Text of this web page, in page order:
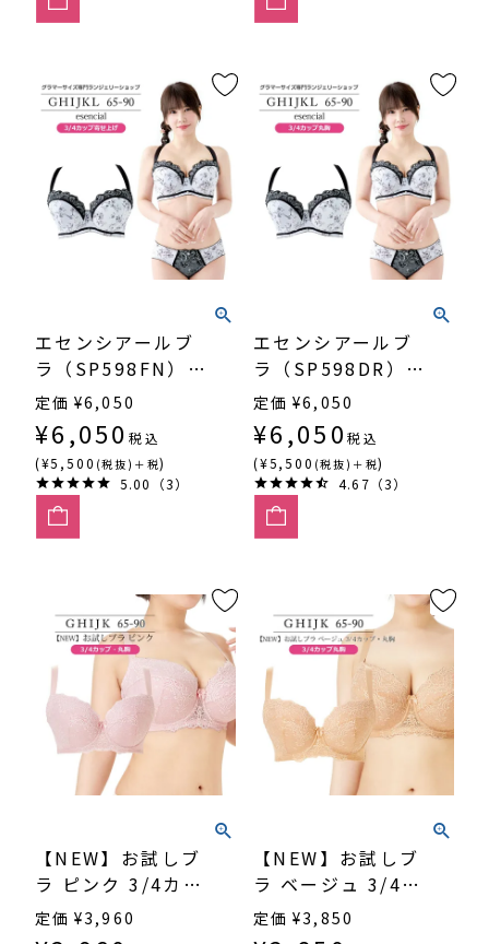
エセンシアールブ
ラ（SP598FN）
3/4カップ寄せ上
げ
定価 ¥6,050
¥6,050 税込
(¥5,500 (税抜)＋税)
5.00（3）
エセンシアールブ
ラ（SP598DR）
3/4カップ丸胸
定価 ¥6,050
¥6,050 税込
(¥5,500 (税抜)＋税)
4.67（3）
【NEW】お試しブ
ラ ピンク 3/4カッ
プ・丸胸
（SP540）
定価 ¥3,960
【NEW】お試しブ
ラ ベージュ 3/4カ
ップ・丸胸
（SP540）
定価 ¥3,850